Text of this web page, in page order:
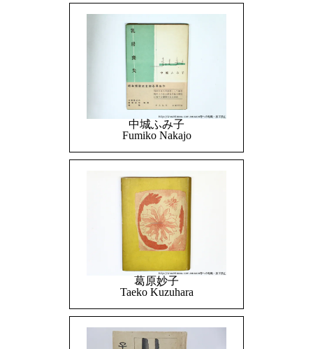
中城ふみ子
Fumiko Nakajo
葛原妙子
Taeko Kuzuhara